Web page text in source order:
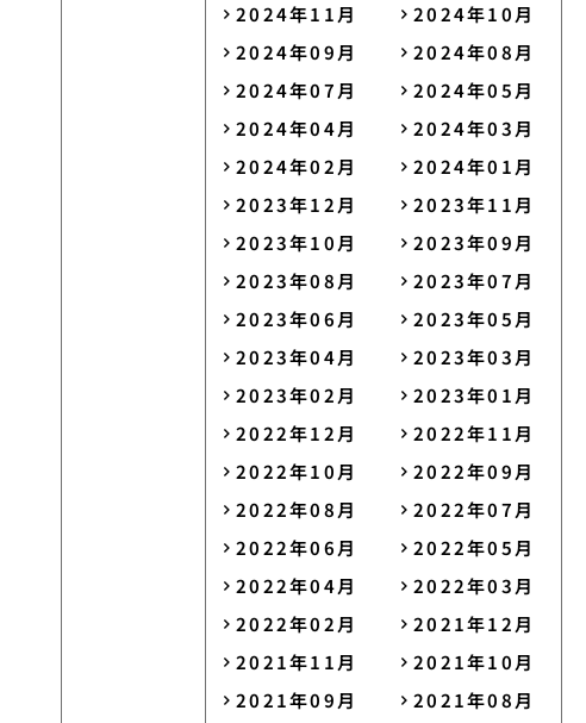
2024年11月
2024年10月
2024年09月
2024年08月
2024年07月
2024年05月
2024年04月
2024年03月
2024年02月
2024年01月
2023年12月
2023年11月
2023年10月
2023年09月
2023年08月
2023年07月
2023年06月
2023年05月
2023年04月
2023年03月
2023年02月
2023年01月
2022年12月
2022年11月
2022年10月
2022年09月
2022年08月
2022年07月
2022年06月
2022年05月
2022年04月
2022年03月
2022年02月
2021年12月
2021年11月
2021年10月
2021年09月
2021年08月